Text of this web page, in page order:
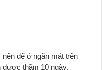
nên để ở ngăn mát trên
được thầm 10 ngày.